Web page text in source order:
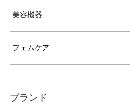
美容機器
フェムケア
ブランド